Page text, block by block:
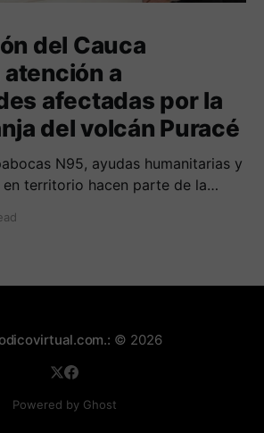
del Cauca
a
afectadas por la
del volcán Puracé
N95, ayudas humanitarias y
territorio hacen parte de la
de ceniza.
© 2026
Powered by Ghost